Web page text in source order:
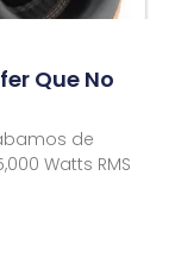
Que No
de
Watts RMS